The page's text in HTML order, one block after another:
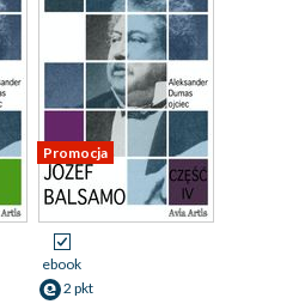
Promocja
ebook
2 pkt